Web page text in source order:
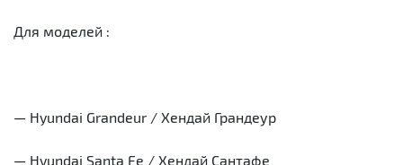
Для моделей :
— Hyundai Grandeur / Хендай Грандеур
— Hyundai Santa Fe / Хендай Сантафе